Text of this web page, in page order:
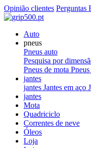
Opinião clientes Perguntas
Auto
pneus
Pneus auto
Pesquisa por
Pneus de mota
jantes
jantes Jantes em aço
jantes
Mota
Quadriciclo
Correntes de neve
Óleos
Loja